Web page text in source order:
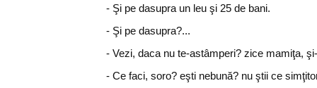
- Şi pe dasupra un leu şi 25 de bani.
- Şi pe dasupra?...
- Vezi, daca nu te-astâmperi? zice mamiţa,
- Ce faci, soro? eşti nebună? nu ştii ce